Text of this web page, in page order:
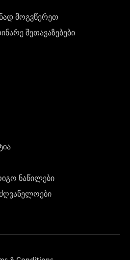
მოგვწერეთ
შეთავაზებები
ნაწილები